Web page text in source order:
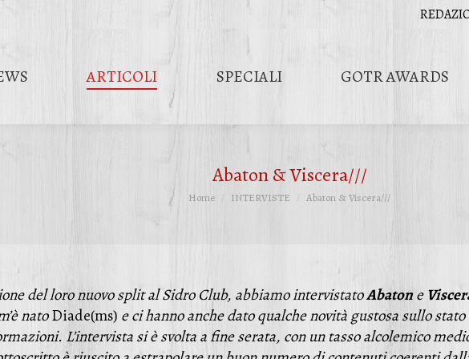
ARTICOLI SPECIALI GOTR AWARDS
Abaton & Viscera///
Tu sei qui:
Home INTERVISTE Abaton & Viscera///
del loro nuovo split al Sidro Club, abbiamo intervistatoAbatone
natoDiade(ms) e ci hanno anche dato qualche novità gustosa sullo
L’intervista si è svolta a fine serata, con un tasso alcolemico